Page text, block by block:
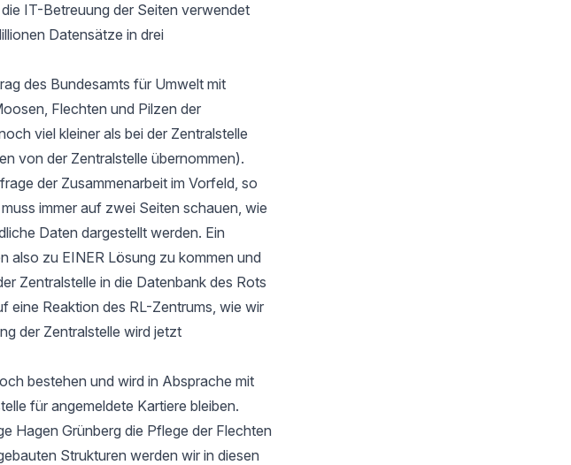
IT-Betreuung der Seiten verwendet
Datensätze in drei
des Bundesamts für Umwelt mit
Flechten und Pilzen der
viel kleiner als bei der Zentralstelle
von der Zentralstelle übernommen).
der Zusammenarbeit im Vorfeld, so
immer auf zwei Seiten schauen, wie
Daten dargestellt werden. Ein
also zu EINER Lösung zu kommen und
Zentralstelle in die Datenbank des Rots
eine Reaktion des RL-Zentrums, wie wir
der Zentralstelle wird jetzt
bestehen und wird in Absprache mit
für angemeldete Kartiere bleiben.
Hagen Grünberg die Pflege der Flechten
Strukturen werden wir in diesen